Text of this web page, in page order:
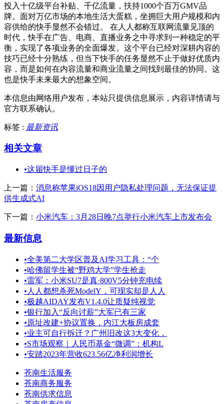
投入十亿级平台补贴、千亿流量，扶持1000个百万GMV品
牌。面对万亿市场的本地生活大蛋糕，坐拥巨大用户规模和内
容供给的快手显然不会错过。 在人人都称互联网流量见顶的
时代，快手在广告、电商、直播业务之中寻求到一种稳定的平
衡，实现了各项业务的全面爆发。这个平台已经对深耕内容的
技巧已经十分熟练，但当下快手的任务显然不止于做好优质内
容，而是如何在内容流量和商业流量之间找到最佳的协同。这
也是快手未来最大的想象空间。
本信息由网络用户发布， 本站只提供信息展示，内容详情请与
官方联系确认。
标签 : 最新资讯
相关文章
•这届快手是懂过日子的
上一篇： 消息称苹果iOS18因用户隐私处理问题，无法保证提
供生成式AI
下一篇： 小米汽车：3月28日晚7点举行小米汽车上市发布会
最新信息
•全美第二大学区普及AI学习工具：“个
•哈佛留学生被“野鸡大学”学生抢走
•雷军：小米SU7是真·800V5分钟充电续
• 人人都想杀死ModelY，可现实却是人人
•极越AIDAY发布V1.4.0让质疑纯视觉
•银行加入“反向讨薪”大军已有三家
•原址改建+协议置换，内江大板房成套
•业主可自行拆迁？广州旧改这3大变化，
•S市场观察｜人民币基金“微调”：机构L
•安踏2023年营收623.56亿净利润增长
苍南生活服务
苍南商务服务
苍南供求信息